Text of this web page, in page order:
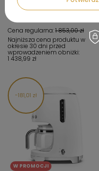
Cena regularna:1 853,00 zł
1 481,99 zł
Najniższa cena produktu w
okresie 30 dni przed
wprowadzeniem obniżki:
1 438,99 zł
181,01 zł
W PROMOCJI